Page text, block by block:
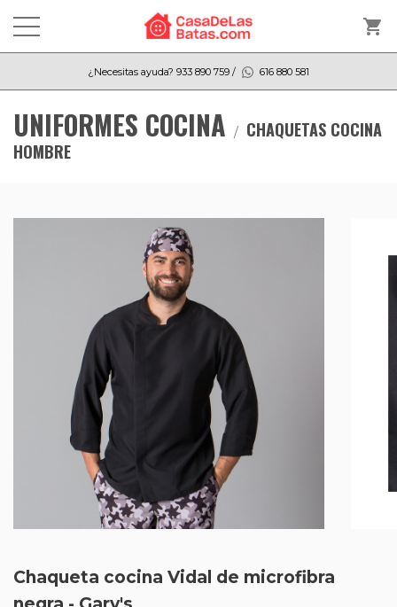
shopping_cart
¿Necesitas ayuda? 933 890 759 / 616 880 581
UNIFORMES COCINA
CHAQUETAS COCINA
HOMBRE
Chaqueta cocina Vidal de microfibra